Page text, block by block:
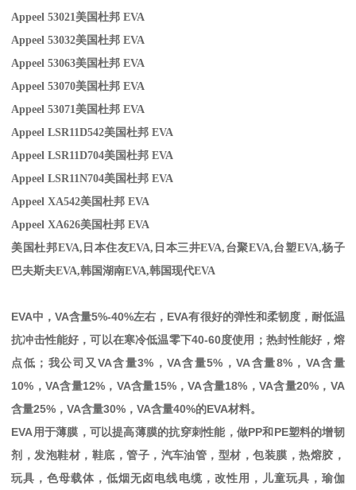
Appeel 53021美国杜邦 EVA
Appeel 53032美国杜邦 EVA
Appeel 53063美国杜邦 EVA
Appeel 53070美国杜邦 EVA
Appeel 53071美国杜邦 EVA
Appeel LSR11D542美国杜邦 EVA
Appeel LSR11D704美国杜邦 EVA
Appeel LSR11N704美国杜邦 EVA
Appeel XA542美国杜邦 EVA
Appeel XA626美国杜邦 EVA
美国杜邦EVA, 日本住友EVA, 日本三井EVA,台聚EVA,台塑EVA,杨子
巴夫斯夫EVA,韩国湖南EVA,韩国现代EVA
EVA中，VA含量5%-40%左右， EVA有很好的弹性和柔韧度，耐低温
抗冲击性能好，可以在寒冷低温零下40-60度使用；热封性能好，熔
点低；我公司又 VA含量3% ，VA含量5% ，VA含量8%， VA含量
10% ， VA含量12% ， VA含量15%，VA含量18% ，VA含量20% ， VA
含量25% ，VA含量30% ，VA含量40%的EVA材料。
EVA用于薄膜，可以提高薄膜的抗穿刺性能，做PP和PE塑料的增韧
剂，发泡鞋材，鞋底，管子，汽车油管，型材，包装膜，热熔胶，
玩具，色母载体，低烟无卤电线电缆，改性用，儿童玩具，瑜伽